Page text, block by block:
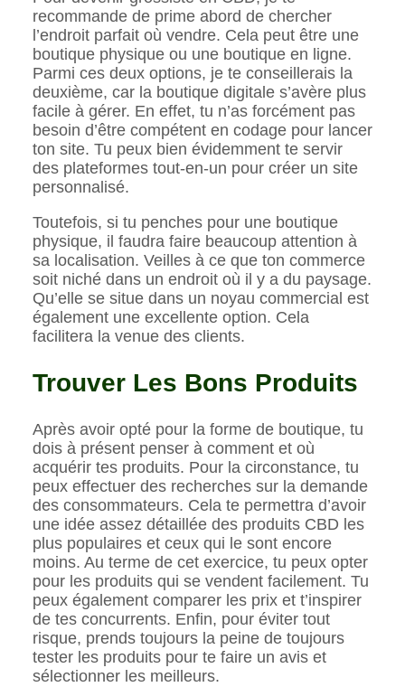
recommande de prime abord de chercher
l’endroit parfait où vendre. Cela peut être une
boutique physique ou une boutique en ligne.
Parmi ces deux options, je te conseillerais la
deuxième, car la boutique digitale s’avère plus
facile à gérer. En effet, tu n’as forcément pas
besoin d’être compétent en codage pour lancer
ton site. Tu peux bien évidemment te servir
des plateformes tout-en-un pour créer un site
personnalisé.
Toutefois, si tu penches pour une boutique
physique, il faudra faire beaucoup attention à
sa localisation. Veilles à ce que ton commerce
soit niché dans un endroit où il y a du paysage.
Qu’elle se situe dans un noyau commercial est
également une excellente option. Cela
facilitera la venue des clients.
Trouver Les Bons Produits
Après avoir opté pour la forme de boutique, tu
dois à présent penser à comment et où
acquérir tes produits. Pour la circonstance, tu
peux effectuer des recherches sur la demande
des consommateurs. Cela te permettra d’avoir
une idée assez détaillée des produits CBD les
plus populaires et ceux qui le sont encore
moins. Au terme de cet exercice, tu peux opter
pour les produits qui se vendent facilement. Tu
peux également comparer les prix et t’inspirer
de tes concurrents. Enfin, pour éviter tout
risque, prends toujours la peine de toujours
tester les produits pour te faire un avis et
sélectionner les meilleurs.